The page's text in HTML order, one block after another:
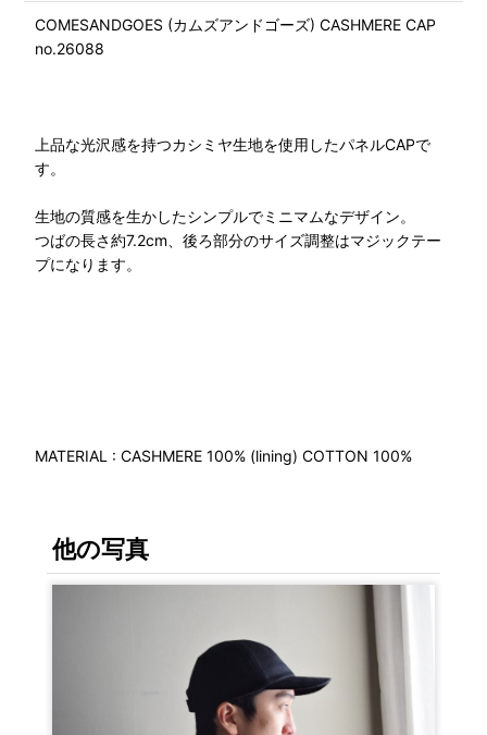
COMESANDGOES (カムズアンドゴーズ) CASHMERE CAP
no.26088
上品な光沢感を持つカシミヤ生地を使用したパネルCAPで
す。
生地の質感を生かしたシンプルでミニマムなデザイン。
つばの長さ約7.2cm、後ろ部分のサイズ調整はマジックテー
プになります。
MATERIAL : CASHMERE 100% (lining) COTTON 100%
他の写真